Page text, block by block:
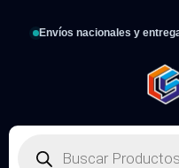
Envíos nacionales y